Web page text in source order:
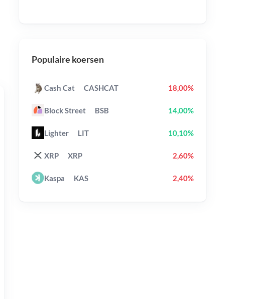
Populaire koersen
Cash Cat CASHCAT 18,00%
Block Street BSB 14,00%
Lighter LIT 10,10%
XRP XRP 2,60%
Kaspa KAS 2,40%